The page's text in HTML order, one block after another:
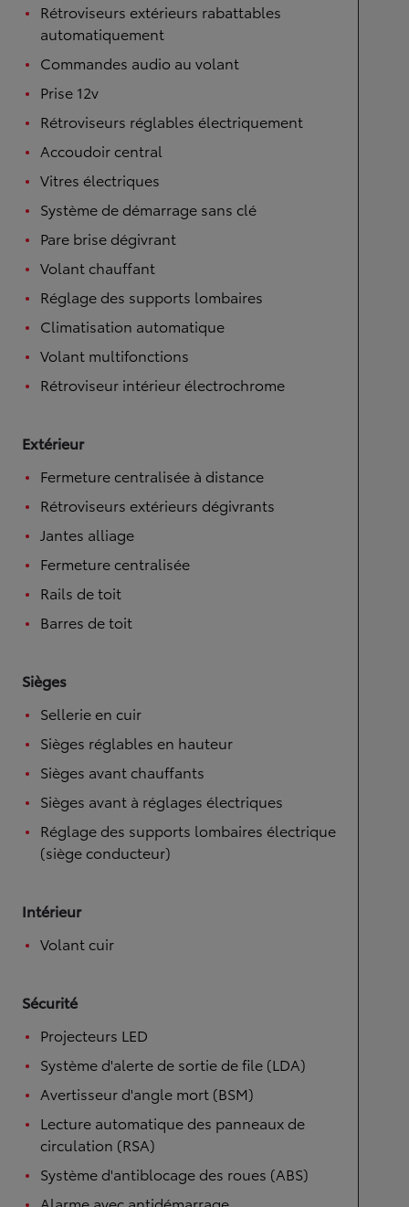
Rétroviseurs extérieurs rabattables
automatiquement
Commandes audio au volant
Prise 12v
Rétroviseurs réglables électriquement
Accoudoir central
Vitres électriques
Système de démarrage sans clé
Pare brise dégivrant
Volant chauffant
Réglage des supports lombaires
Climatisation automatique
Volant multifonctions
Rétroviseur intérieur électrochrome
Extérieur
Fermeture centralisée à distance
Rétroviseurs extérieurs dégivrants
Jantes alliage
Fermeture centralisée
Rails de toit
Barres de toit
Sièges
Sellerie en cuir
Sièges réglables en hauteur
Sièges avant chauffants
Sièges avant à réglages électriques
Réglage des supports lombaires électrique
(siège conducteur)
Intérieur
Volant cuir
Sécurité
Projecteurs LED
Système d'alerte de sortie de file (LDA)
Avertisseur d'angle mort (BSM)
Lecture automatique des panneaux de
circulation (RSA)
Système d'antiblocage des roues (ABS)